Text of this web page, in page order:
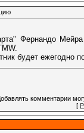
Фернандо
будет ежегодно
комментарии
[